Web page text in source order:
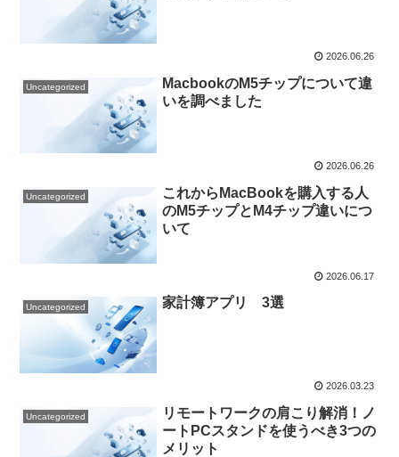
2026.06.26
Uncategorized
MacbookのM5チップについて違
いを調べました
2026.06.26
Uncategorized
これからMacBookを購入する人
のM5チップとM4チップ違いにつ
いて
2026.06.17
Uncategorized 家計簿アプリ 3選
2026.03.23
Uncategorized
リモートワークの肩こり解消！ノ
ートPCスタンドを使うべき3つの
メリット